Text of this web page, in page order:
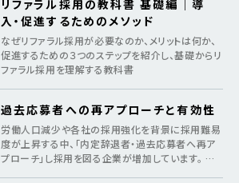
リファラル採用の教科書 基礎編｜導
入・促進するためのメソッド
なぜリファラル採用が必要なのか、メリットは何か、
促進するための３つのステップを紹介し、基礎からリ
ファラル採用を理解する教科書
過去応募者への再アプローチと有効性
労働人口減少や各社の採用強化を背景に採用難易
度が上昇する中、「内定辞退者・過去応募者へ再ア
プローチ」し採用を図る企業が増加しています。 そ